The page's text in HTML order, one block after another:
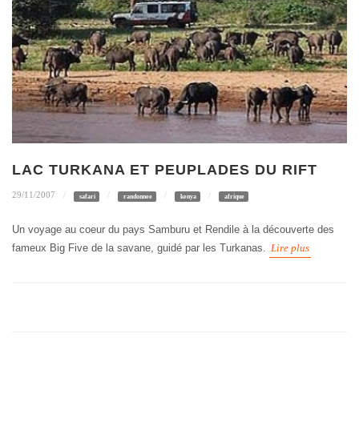
LAC TURKANA ET PEUPLADES DU RIFT
29/11/2007 safari randonnee kenya afrique
Un voyage au coeur du pays Samburu et Rendile à la découverte des
fameux Big Five de la savane, guidé par les Turkanas. Lire plus